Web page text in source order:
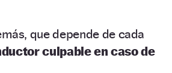
que depende de cada
culpable en caso de